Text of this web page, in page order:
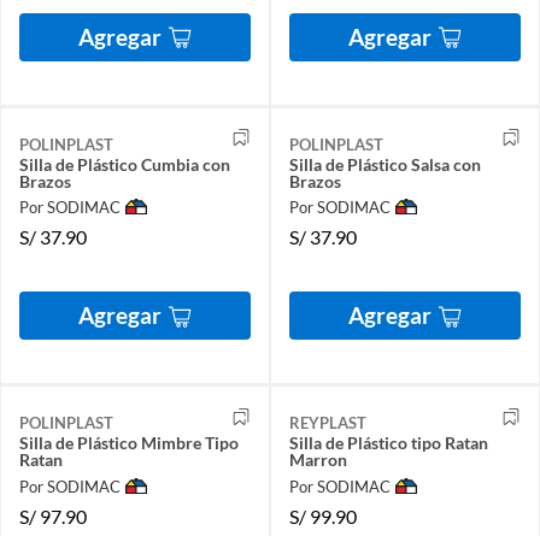
Agregar Agregar
POLINPLAST
Silla de Plástico Cumbia con
Brazos
Por SODIMAC
S/ 37.90
Agregar
POLINPLAST
Silla de Plástico Salsa con
Brazos
Por SODIMAC
S/ 37.90
Agregar
POLINPLAST
Silla de Plástico Mimbre Tipo
Ratan
Por SODIMAC
S/ 97.90
REYPLAST
Silla de Plástico tipo Ratan
Marron
Por SODIMAC
S/ 99.90